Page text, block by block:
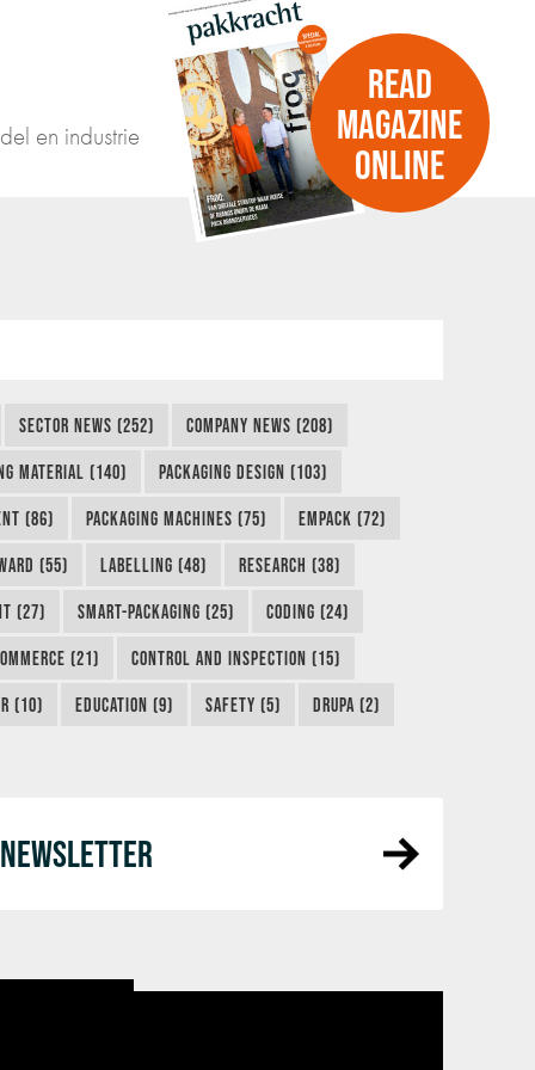
en industrie
READ
MAGAZINE
ONLINE
SECTOR NEWS (252) COMPANY NEWS (208)
MATERIAL (140) PACKAGING DESIGN (103)
(86) PACKAGING MACHINES (75) EMPACK (72)
(55) LABELLING (48) RESEARCH (38)
(27) SMART-PACKAGING (25) CODING (24)
(21) CONTROL AND INSPECTION (15)
(10) EDUCATION (9) SAFETY (5) DRUPA (2)